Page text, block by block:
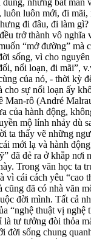
nhưng bất mãn
luôn mới, đi
đi đâu, đi làm
trở thành vô nghĩa
“mở đường” mà
sống, vì cho
nổi loạn, đi mãi”,
của nó, - thời kỳ
cho sự nổi loạn ấy
Man-rô (André
của hành động,
mộ lính nhảy dù
ta thấy vẽ những
mới lạ và hành
đã đẻ ra ở khắp nơi
Trong văn học ta
vì cái cách yêu “cao
đã có nhà văn
đời mình. Tất cả
“nghệ thuật vị
tư tưởng đòi thỏa
đời sống chung